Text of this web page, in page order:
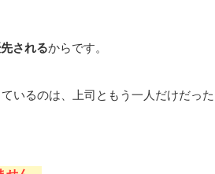
されるからです。
いるのは、上司ともう一人だけだった